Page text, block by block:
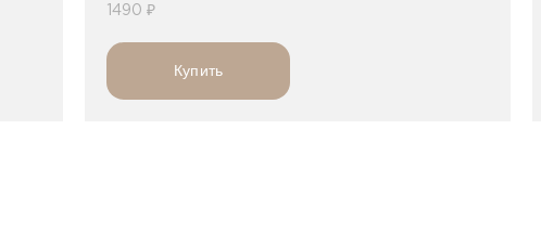
1490 ₽
Купить